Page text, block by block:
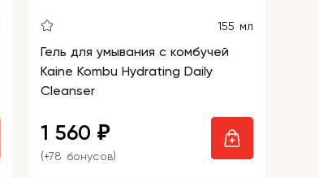
155 мл
Гель для умывания с комбучей
Kaine Kombu Hydrating Daily
Cleanser
1 560 ₽
(+78 бонусов)